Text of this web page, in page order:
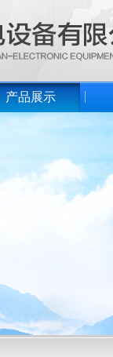
产品展示